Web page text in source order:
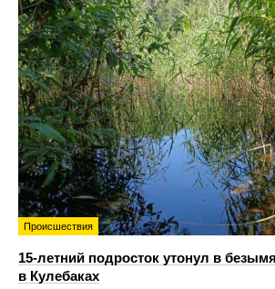
Происшествия
15-летний подросток утонул в
в Кулебаках